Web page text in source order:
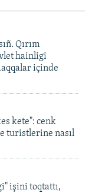
Qırım
hainligi
içinde
kete": cenk
turistlerine nasıl
işini toqtattı,